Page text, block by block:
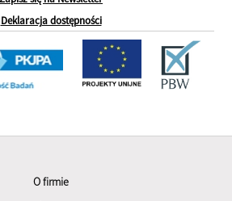
Deklaracja dostępności
O firmie